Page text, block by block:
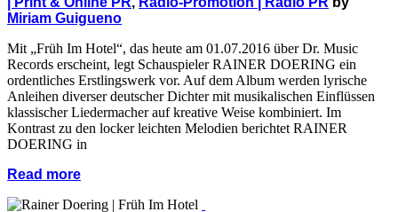
Miriam Guigueno
Mit „Früh Im Hotel“, das heute am 01.07.2016 über Dr. Music
Records erscheint, legt Schauspieler RAINER DOERING ein
ordentliches Erstlingswerk vor. Auf dem Album werden lyrische
Anleihen diverser deutscher Dichter mit musikalischen Einflüssen
klassischer Liedermacher auf kreative Weise kombiniert. Im
Kontrast zu den locker leichten Melodien berichtet RAINER
DOERING in
Read more